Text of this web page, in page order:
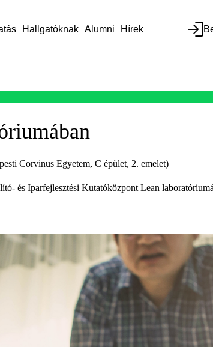
Hallgatóknak Alumni Hírek
Corvinus Egyetem, C épület, 2. emelet)
és Iparfejlesztési Kutatóközpont Lean